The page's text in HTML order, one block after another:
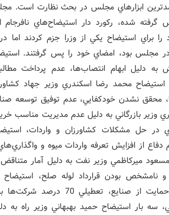
ابزارهاي مجلس در بحث نظارت است.
پس گرفته شده، رکورد دار استيضاح‌هاي
مجلس بود، امضاي خود را پس گرفتند.
به دليل ابهام انتصاب‌ها، عدم پرداخت
استيضاح محمد رضا اسکندري وزير جهاد
محقق نشدن خودکفايي، عدم توفيق توسعه
وزير بازرگاني به دليل عدم مديريت مناسب
در حل مشکلات کشاورزان و واردات،
از افزايش تعرفه واردات ميوه و
ميرکاظمي وزير نفت به دليل آمار
بودن قرارداد لوله صلح، استيضاح
صنايع، به‌دليل عدم حمايت از
سه بار استيضاح حميد بهبهاني وزير راه به